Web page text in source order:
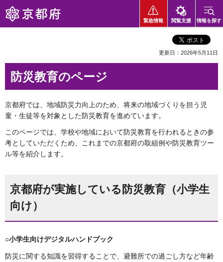
京都府
緊急情報 閲覧支援 情報を探す
更新日：2026年5月11日
防災教育のページ
京都府では、地域防災力向上のため、将来の地域づくりを担う児
童・生徒等を対象とした防災教育を進めています。
このページでは、学校や地域において防災教育を行われるときの参
考としていただくため、これまでの京都府の取組例や防災教育ツー
ル等を紹介します。
京都府が実施している防災教育（小学生
向け）
○小学生向けデジタルハンドブック
防災に関する知識を習得することで、避難所での過ごし方など年齢